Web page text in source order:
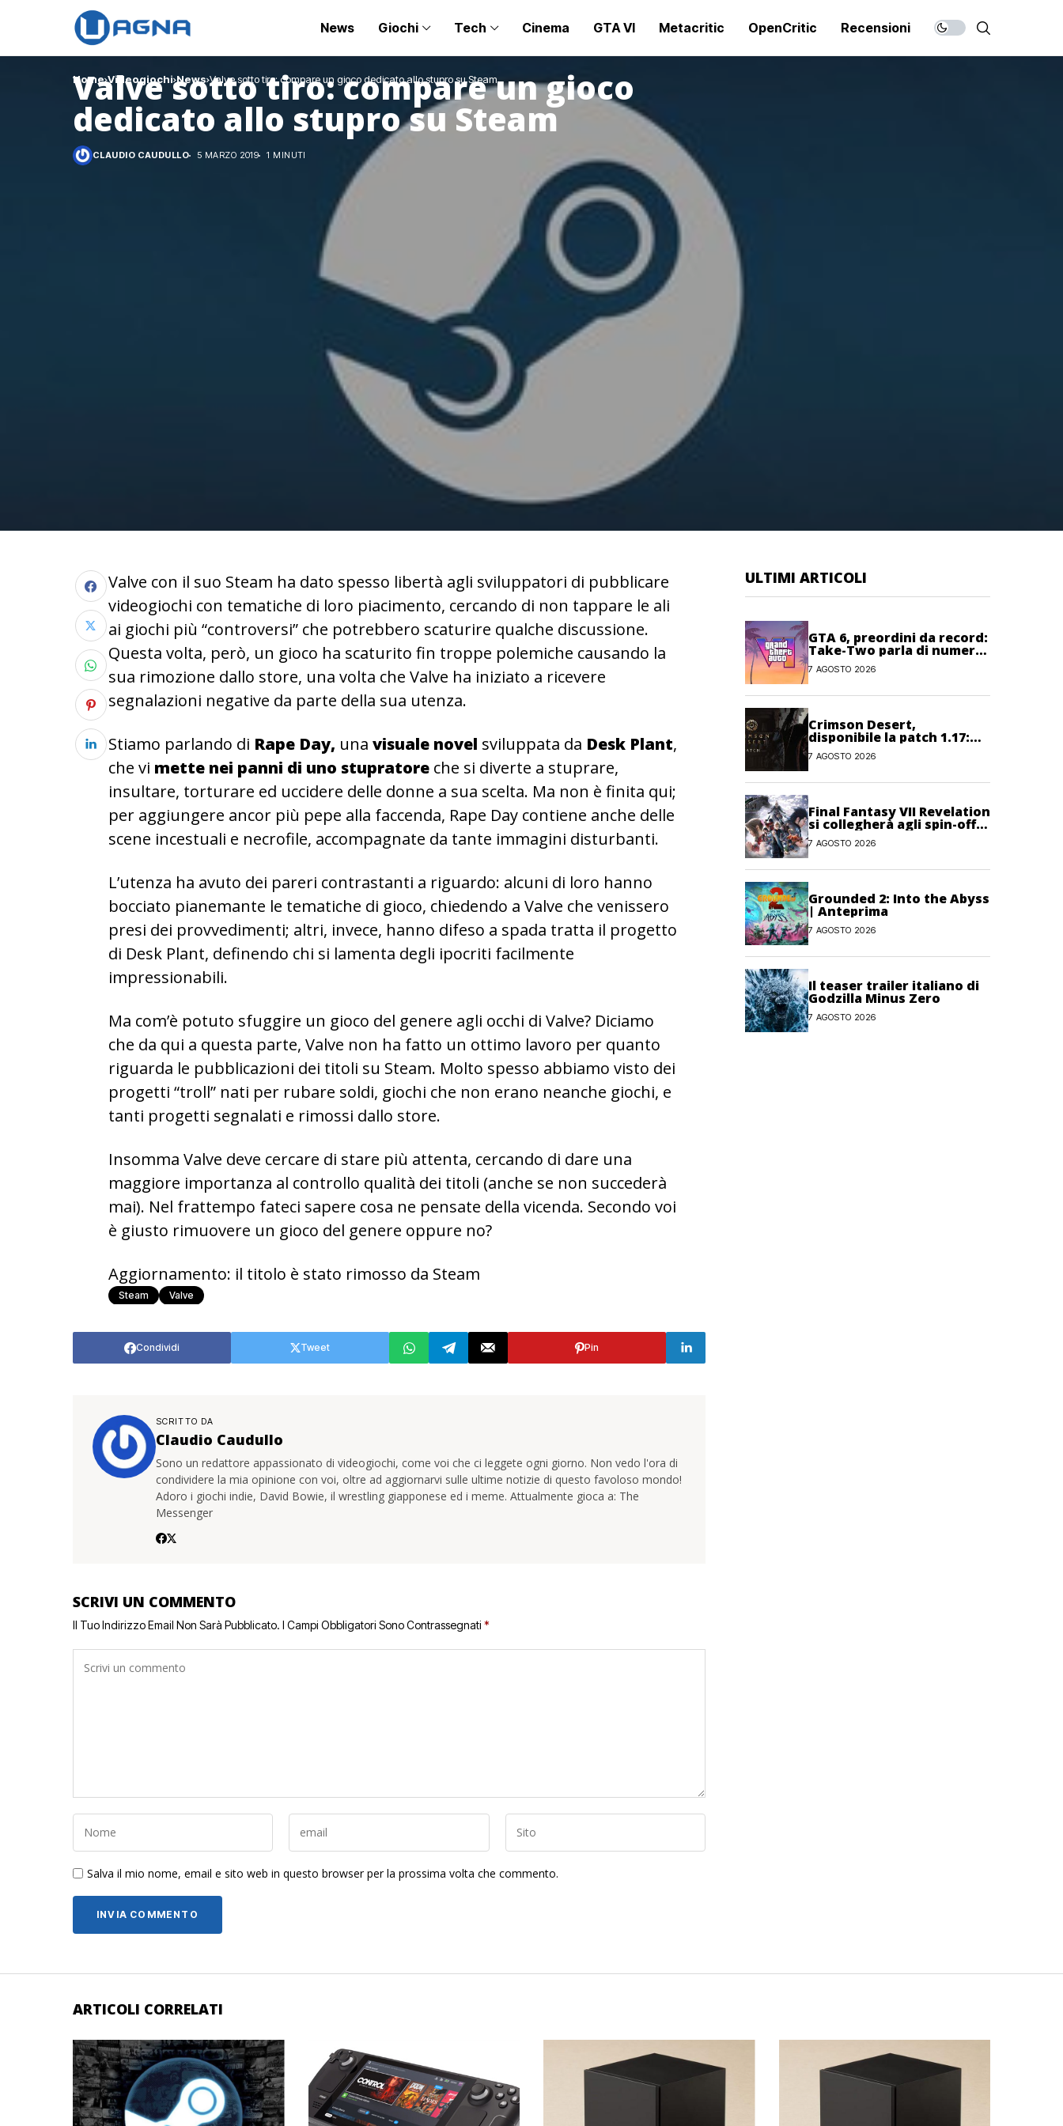
News Giochi Tech Cinema GTA VI Metacritic OpenCritic Recensioni
Home Videogiochi News Valve sotto tiro: compare un gioco dedicato allo stupro su Steam
Valve sotto tiro: compare un gioco
dedicato allo stupro su Steam
CLAUDIO CAUDULLO 5 MARZO 2019 1 MINUTI
Valve con il suo Steam ha dato spesso libertà agli sviluppatori di pubblicare
videogiochi con tematiche di loro piacimento, cercando di non tappare le ali
ai giochi più “controversi” che potrebbero scaturire qualche discussione.
Questa volta, però, un gioco ha scaturito fin troppe polemiche causando la
sua rimozione dallo store, una volta che Valve ha iniziato a ricevere
segnalazioni negative da parte della sua utenza.
Stiamo parlando di Rape Day, una visuale novel sviluppata da Desk Plant,
che vi mette nei panni di uno stupratore che si diverte a stuprare,
insultare, torturare ed uccidere delle donne a sua scelta. Ma non è finita qui;
per aggiungere ancor più pepe alla faccenda, Rape Day contiene anche delle
scene incestuali e necrofile, accompagnate da tante immagini disturbanti.
L’utenza ha avuto dei pareri contrastanti a riguardo: alcuni di loro hanno
bocciato pianemante le tematiche di gioco, chiedendo a Valve che venissero
presi dei provvedimenti; altri, invece, hanno difeso a spada tratta il progetto
di Desk Plant, definendo chi si lamenta degli ipocriti facilmente
impressionabili.
Ma com’è potuto sfuggire un gioco del genere agli occhi di Valve? Diciamo
che da qui a questa parte, Valve non ha fatto un ottimo lavoro per quanto
riguarda le pubblicazioni dei titoli su Steam. Molto spesso abbiamo visto dei
progetti “troll” nati per rubare soldi, giochi che non erano neanche giochi, e
tanti progetti segnalati e rimossi dallo store.
Insomma Valve deve cercare di stare più attenta, cercando di dare una
maggiore importanza al controllo qualità dei titoli (anche se non succederà
mai). Nel frattempo fateci sapere cosa ne pensate della vicenda. Secondo voi
è giusto rimuovere un gioco del genere oppure no?
Aggiornamento: il titolo è stato rimosso da Steam
Steam Valve
Condividi Tweet Pin
SCRITTO DA
Claudio Caudullo
Sono un redattore appassionato di videogiochi, come voi che ci leggete ogni giorno. Non vedo l'ora di
condividere la mia opinione con voi, oltre ad aggiornarvi sulle ultime notizie di questo favoloso mondo!
Adoro i giochi indie, David Bowie, il wrestling giapponese ed i meme. Attualmente gioca a: The
Messenger
SCRIVI UN COMMENTO
Il Tuo Indirizzo Email Non Sarà Pubblicato. I Campi Obbligatori Sono Contrassegnati *
Salva il mio nome, email e sito web in questo browser per la prossima volta che commento.
ULTIMI ARTICOLI
GTA 6, preordini da record:
Take-Two parla di numeri
“senza precedenti”
7 AGOSTO 2026
Crimson Desert,
disponibile la patch 1.17:
correzioni per sfide,
combattimento e
7 AGOSTO 2026
Final Fantasy VII Revelation
si collegherà agli spin-off
di FF7: Hamaguchi non si
pone limiti
7 AGOSTO 2026
Grounded 2: Into the Abyss
| Anteprima
7 AGOSTO 2026
Il teaser trailer italiano di
Godzilla Minus Zero
7 AGOSTO 2026
ARTICOLI CORRELATI